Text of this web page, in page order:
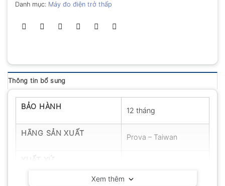
Danh mục: Máy đo điện trở thấp
Thông tin bổ sung
BẢO HÀNH 12 tháng
HÃNG SẢN XUẤT Prova – Taiwan
Xem thêm